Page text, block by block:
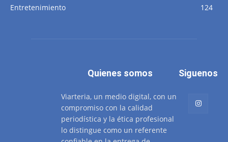
Entretenimiento
124
Quienes somos
Viarteria, un medio digital, con un
compromiso con la calidad
periodística y la ética profesional
lo distingue como un referente
Siguenos